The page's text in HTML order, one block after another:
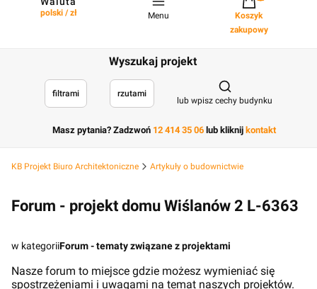
polski / zł Menu
Koszyk
zakupowy
Wyszukaj projekt
filtrami rzutami
Otwórz
lub wpisz cechy budynku
Masz pytania? Zadzwoń 12 414 35 06 lub kliknij kontakt
KB Projekt Biuro Architektoniczne Artykuły o budownictwie
Forum - projekt domu Wiślanów 2 L-6363
w kategoriiForum - tematy związane z projektami
Nasze forum to miejsce gdzie możesz wymieniać się
spostrzeżeniami i uwagami na temat naszych projektów.